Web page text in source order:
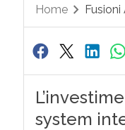
Home Fusioni
system